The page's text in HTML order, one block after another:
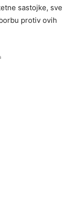
sastojke, sve
protiv ovih